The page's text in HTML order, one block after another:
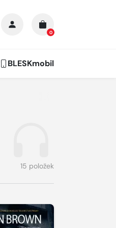
0
BLESKmobil
15 položek